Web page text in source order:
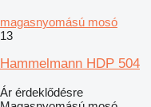
magasnyomású mosó
13
Hammelmann HDP 504
Ár érdeklődésre